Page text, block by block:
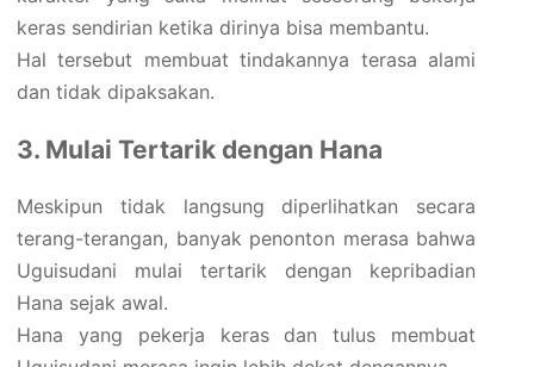
keras sendirian ketika dirinya bisa membantu.
Hal tersebut membuat tindakannya terasa alami
dan tidak dipaksakan.
3. Mulai Tertarik dengan Hana
Meskipun tidak langsung diperlihatkan secara
terang-terangan, banyak penonton merasa bahwa
Uguisudani mulai tertarik dengan kepribadian
Hana sejak awal.
Hana yang pekerja keras dan tulus membuat